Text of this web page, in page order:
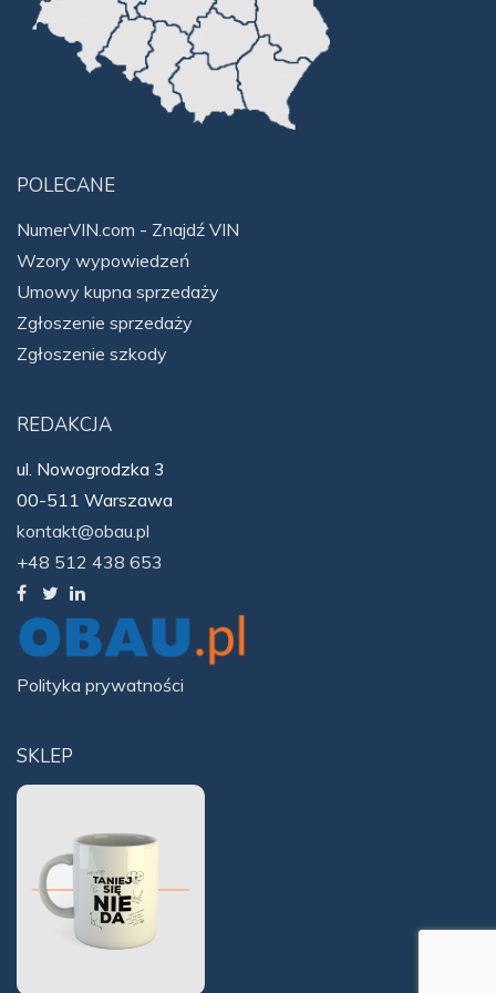
SKLEP
POLECANE
NumerVIN.com - Znajdź VIN
Wzory wypowiedzeń
Umowy kupna sprzedaży
Zgłoszenie sprzedaży
Zgłoszenie szkody
REDAKCJA
ul. Nowogrodzka 3
00-511 Warszawa
kontakt@obau.pl
+48 512 438 653
Polityka prywatności